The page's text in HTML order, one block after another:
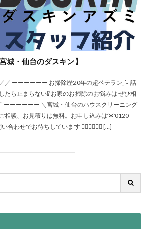
城・仙台のダスキン】
／ ーーーーーー お掃除歴20年の超ベテランˎˊ˗ 話
たら止まらない⁉︎ お家のお掃除のお悩みは ぜひ相
ーーーーーー ＼宮城・仙台のハウスクリーニング
相談、お見積りは無料。お申し込みは➿0120-
わせでお待ちしています 🙋🏻‍♂️🙋🏻‍♀ […]